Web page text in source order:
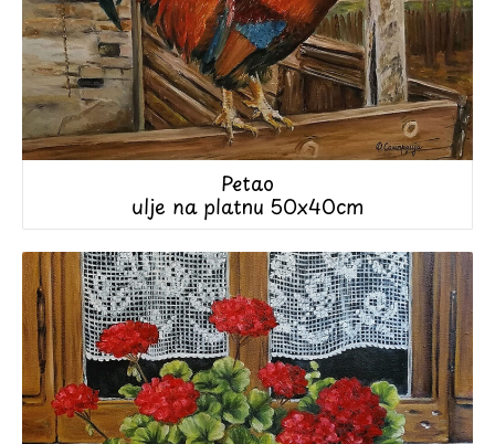
Petao
ulje na platnu 50x40cm